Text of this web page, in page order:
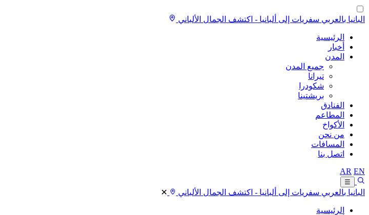
البانيا بالعربي سفريات إلى ألبانيا - اكتشف الجمال الألباني
الرئيسية
أخبار
المدن
جميع المدن
تيرانا
شكودرا
بريشتينا
الفنادق
المطاعم
الأكواخ
من نحن
المسافات
اتصل بنا
AR EN
☰
البانيا بالعربي سفريات إلى ألبانيا - اكتشف الجمال الألباني ✕
الرئيسية